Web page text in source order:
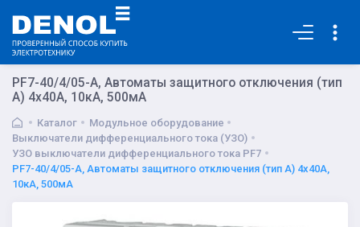
PF7-40/4/05-A, Автоматы защитного отключения (тип
А) 4x40A, 10кА, 500мА
Каталог
Модульное оборудование
Выключатели дифференциального тока (УЗО)
УЗО выключатели дифференциального тока PF7
PF7-40/4/05-A, Автоматы защитного отключения (тип А) 4x40A,
10кА, 500мА